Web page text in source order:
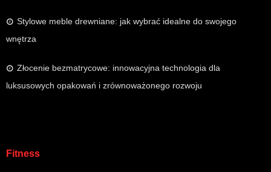
Stylowe meble drewniane: jak wybrać idealne do swojego
wnętrza
Złocenie bezmatrycowe: innowacyjna technologia dla
luksusowych opakowań i zrównoważonego rozwoju
Fitness